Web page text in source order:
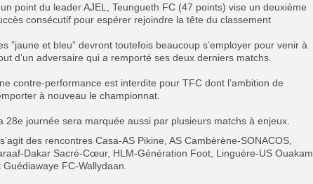
point du leader AJEL, Teungueth FC (47 points) vise un deuxième
consécutif pour espérer rejoindre la tête du classement
”jaune et bleu” devront toutefois beaucoup s’employer pour venir à
d’un adversaire qui a remporté ses deux derniers matchs.
contre-performance est interdite pour TFC dont l’ambition de
à nouveau le championnat.
28e journée sera marquée aussi par plusieurs matchs à enjeux.
des rencontres Casa-AS Pikine, AS Cambèrène-SONACOS,
Dakar Sacré-Cœur, HLM-Génération Foot, Linguère-US Ouakam
Guédiawaye FC-Wallydaan.